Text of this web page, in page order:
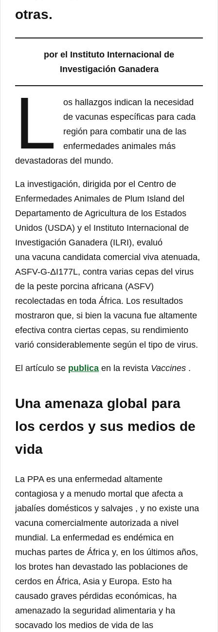
otras.
por el Instituto Internacional de
Investigación Ganadera
L
os hallazgos indican la necesidad
de vacunas específicas para cada
región para combatir una de las
enfermedades animales más
devastadoras del mundo.
La investigación, dirigida por el Centro de
Enfermedades Animales de Plum Island del
Departamento de Agricultura de los Estados
Unidos (USDA) y el Instituto Internacional de
Investigación Ganadera (ILRI), evaluó
una vacuna candidata comercial viva atenuada,
ASFV-G-ΔI177L, contra varias cepas del virus
de la peste porcina africana (ASFV)
recolectadas en toda África. Los resultados
mostraron que, si bien la vacuna fue altamente
efectiva contra ciertas cepas, su rendimiento
varió considerablemente según el tipo de virus.
El artículo se publica en la revista Vaccines .
Una amenaza global para
los cerdos y sus medios de
vida
La PPA es una enfermedad altamente
contagiosa y a menudo mortal que afecta a
jabalíes domésticos y salvajes , y no existe una
vacuna comercialmente autorizada a nivel
mundial. La enfermedad es endémica en
muchas partes de África y, en los últimos años,
los brotes han devastado las poblaciones de
cerdos en África, Asia y Europa. Esto ha
causado graves pérdidas económicas, ha
amenazado la seguridad alimentaria y ha
socavado los medios de vida de las